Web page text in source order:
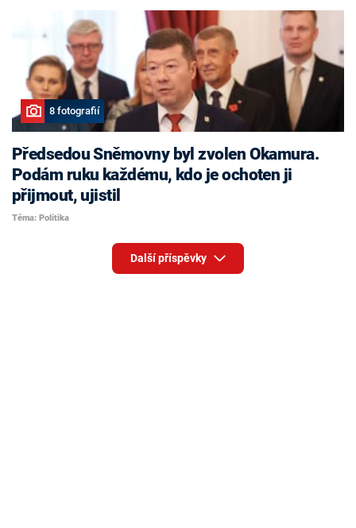
8 fotografií
Předsedou Sněmovny byl zvolen Okamura.
Podám ruku každému, kdo je ochoten ji
přijmout, ujistil
Téma: Politika
Další příspěvky